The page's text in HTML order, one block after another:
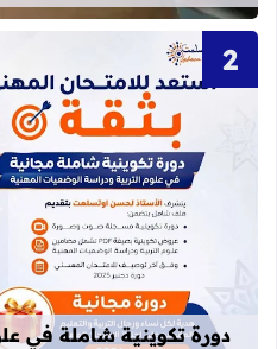
دورة تكوينية شاملة في